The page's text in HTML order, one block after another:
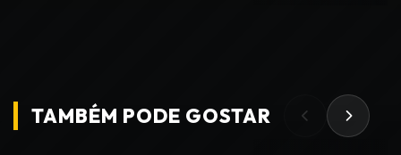
TAMBÉM PODE GOSTAR